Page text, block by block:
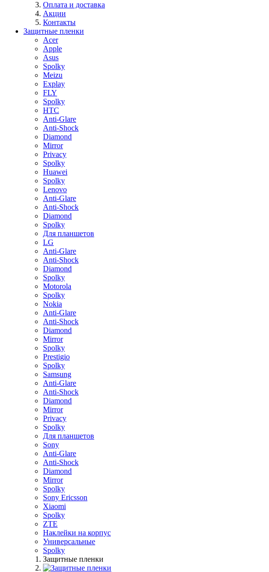
Оплата и доставка
Акции
Контакты
Защитные пленки
Acer
Apple
Asus
Spolky
Meizu
Explay
FLY
Spolky
HTC
Anti-Glare
Anti-Shock
Diamond
Mirror
Privacy
Spolky
Huawei
Spolky
Lenovo
Anti-Glare
Anti-Shock
Diamond
Spolky
Для планшетов
LG
Anti-Glare
Anti-Shock
Diamond
Spolky
Motorola
Spolky
Nokia
Anti-Glare
Anti-Shock
Diamond
Mirror
Spolky
Prestigio
Spolky
Samsung
Anti-Glare
Anti-Shock
Diamond
Mirror
Privacy
Spolky
Для планшетов
Sony
Anti-Glare
Anti-Shock
Diamond
Mirror
Spolky
Sony Ericsson
Xiaomi
Spolky
ZTE
Наклейки на корпус
Универсальные
Spolky
Защитные пленки